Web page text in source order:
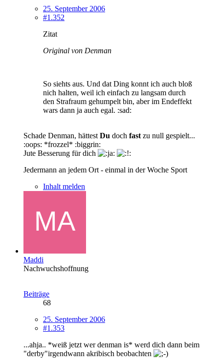
25. September 2006
#1.352
Zitat
Original von Denman
So siehts aus. Und dat Ding konnt ich auch bloß
nich halten, weil ich einfach zu langsam durch
den Strafraum gehumpelt bin, aber im Endeffekt
wars dann ja auch egal. :sad:
Schade Denman, hättest Du doch fast zu null gespielt...
:oops: *frozzel* :biggrin:
Jute Besserung für dich
Jedermann an jedem Ort - einmal in der Woche Sport
Inhalt melden
Maddi
Nachwuchshoffnung
Beiträge
68
25. September 2006
#1.353
...ahja.. *weiß jetzt wer denman is* werd dich dann beim
"derby"irgendwann akribisch beobachten